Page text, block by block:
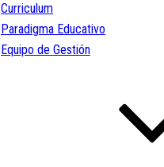
Curriculum
Paradigma Educativo
Equipo de Gestión